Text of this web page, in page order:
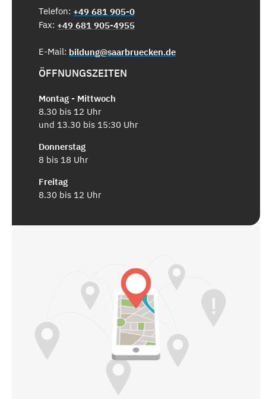
Telefon: +49 681 905-0
Fax: +49 681 905-4955
E-Mail: bildung@saarbruecken.de
ÖFFNUNGSZEITEN
Montag - Mittwoch
8.30 bis 12 Uhr
und 13.30 bis 15:30 Uhr
Donnerstag
8 bis 18 Uhr
Freitag
8.30 bis 12 Uhr